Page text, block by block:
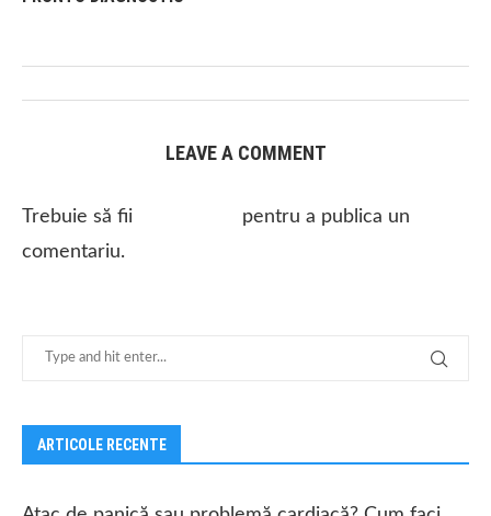
LEAVE A COMMENT
Trebuie să fii
pentru a publica un
comentariu.
ARTICOLE RECENTE